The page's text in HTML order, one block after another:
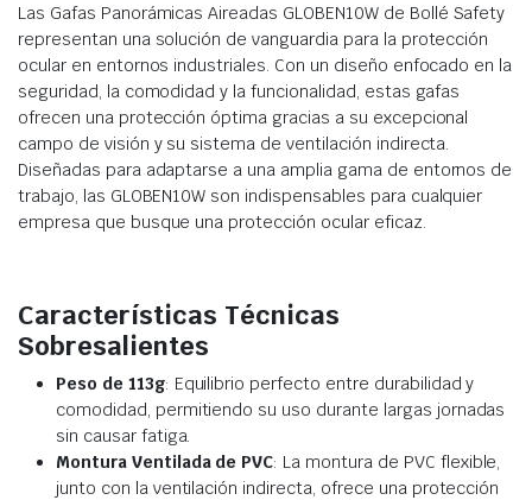
Las Gafas Panorámicas Aireadas GLOBEN10W de Bollé Safety
representan una solución de vanguardia para la protección
ocular en entornos industriales. Con un diseño enfocado en la
seguridad, la comodidad y la funcionalidad, estas gafas
ofrecen una protección óptima gracias a su excepcional
campo de visión y su sistema de ventilación indirecta.
Diseñadas para adaptarse a una amplia gama de entornos de
trabajo, las GLOBEN10W son indispensables para cualquier
empresa que busque una protección ocular eficaz.
Características Técnicas
Sobresalientes
Peso de 113g: Equilibrio perfecto entre durabilidad y
comodidad, permitiendo su uso durante largas jornadas
sin causar fatiga.
Montura Ventilada de PVC: La montura de PVC flexible,
junto con la ventilación indirecta, ofrece una protección